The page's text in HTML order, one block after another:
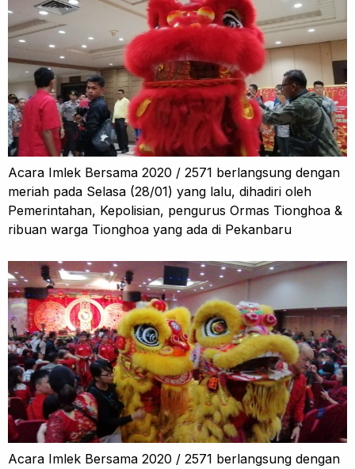
Acara Imlek Bersama 2020 / 2571 berlangsung dengan
meriah pada Selasa (28/01) yang lalu, dihadiri oleh
Pemerintahan, Kepolisian, pengurus Ormas Tionghoa &
ribuan warga Tionghoa yang ada di Pekanbaru
Acara Imlek Bersama 2020 / 2571 berlangsung dengan